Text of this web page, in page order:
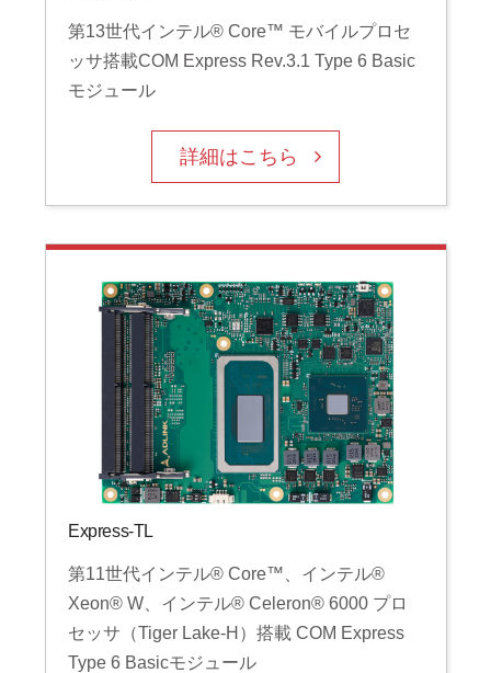
第13世代インテル® Core™ モバイルプロセ
ッサ搭載COM Express Rev.3.1 Type 6 Basic
モジュール
詳細はこちら
Express-TL
第11世代インテル® Core™、インテル®
Xeon® W、インテル® Celeron® 6000 プロ
セッサ（Tiger Lake-H）搭載 COM Express
Type 6 Basicモジュール